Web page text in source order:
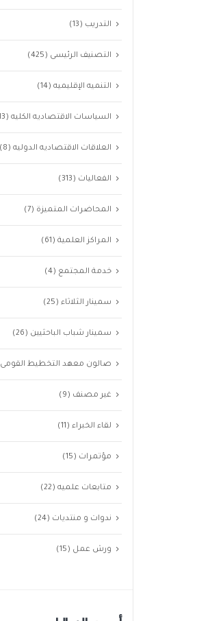
التدريب (13)
التصنيف الرئيسى (425)
التنميه الإقليميه (14)
السياسات الاقتصاديه الكليه (13)
العلاقات الاقتصاديه الدوليه (8)
الفعاليات (313)
المحاضرات المتميزة (7)
المراكز العلمية (61)
خدمة المجتمع (4)
سمينار الثلاثاء (25)
سمينار شباب الباحثيين (26)
صالون معهد التخطيط القومى
غير مصنف (9)
لقاء الخبراء (11)
مؤتمرات (15)
متابعات علميه (22)
ندوات و منتديات (24)
ورش عمل (15)